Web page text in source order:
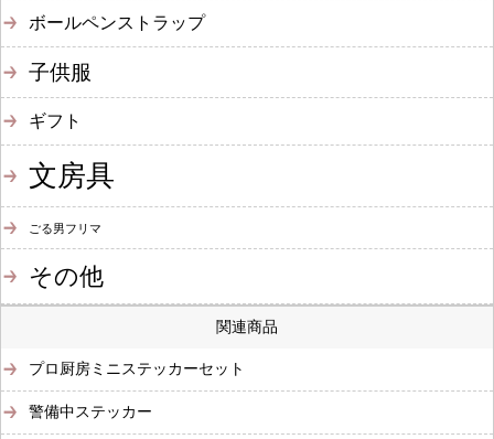
ボールペンストラップ
子供服
ギフト
文房具
ごる男フリマ
その他
関連商品
プロ厨房ミニステッカーセット
警備中ステッカー